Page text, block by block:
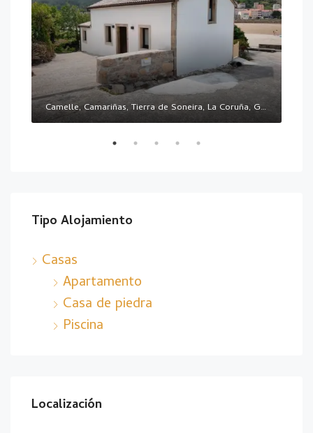
Camelle, Camariñas, Tierra de Soneira, La Coruña, Galicia, 15121, España
Tipo Alojamiento
Casas
Apartamento
Casa de piedra
Piscina
Localización